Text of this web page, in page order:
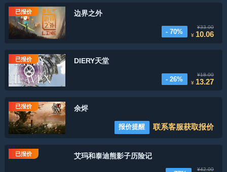
已报价 边界之外
- 70%
¥33.00
¥ 10.06
已报价 DIERY天堂
- 26%
¥18.00
¥ 13.27
已报价 余烬
报价提醒 联系客服获取报价
已报价 艾玛和泰迪熊影子历险记
¥42.00